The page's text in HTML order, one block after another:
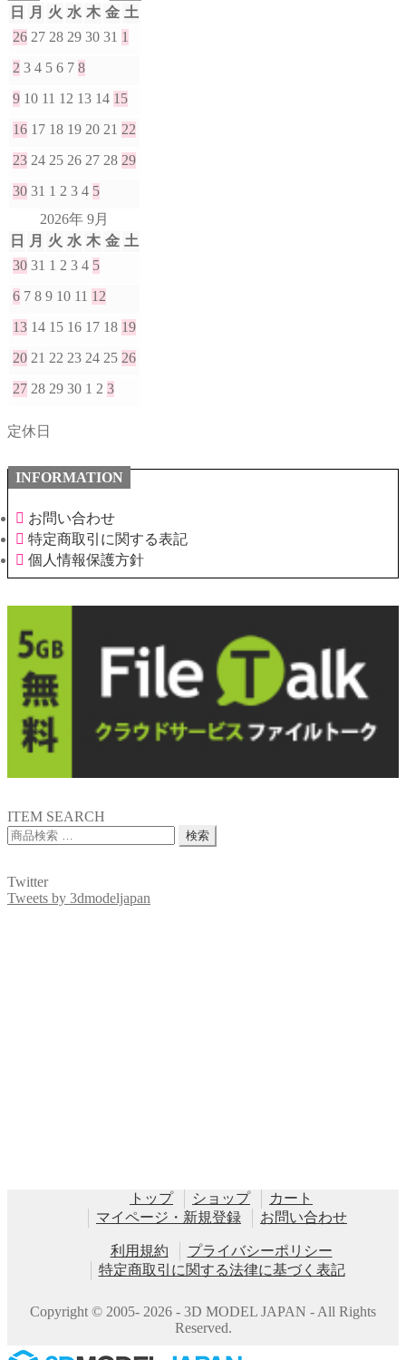
日
月 火 水 木 金 土
26 27 28 29 30 31 1
2 3 4 5 6 7 8
9 10 11 12 13 14 15
16 17 18 19 20 21 22
23 24 25 26 27 28 29
30 31 1 2 3 4 5
2026年 9月
日
月 火 水 木 金 土
30 31 1 2 3 4 5
6 7 8 9 10 11 12
13 14 15 16 17 18 19
20 21 22 23 24 25 26
27 28 29 30 1 2 3
定休日
INFORMATION
お問い合わせ
特定商取引に関する表記
個人情報保護方針
ITEM SEARCH
検
象:
検索
Twitter
Tweets by 3dmodeljapan
トップ ショップ
カート
マイページ・新規登録
お問い合わせ
利用規約
プライバシーポリシー
特定商取引に関する法律に基づく表記
Copyright © 2005- 2026 - 3D MODEL JAPAN - All Rights
Reserved.